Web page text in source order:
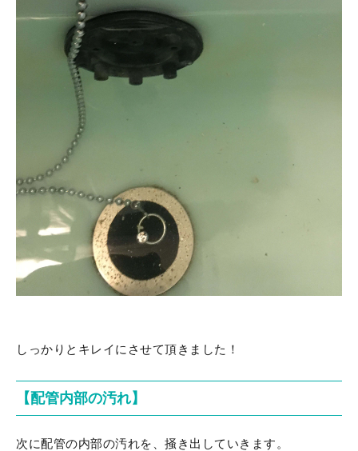
しっかりとキレイにさせて頂きました！
【配管内部の汚れ】
次に配管の内部の汚れを、掻き出していきます。